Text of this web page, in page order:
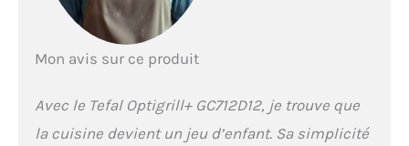
15 ANS AU JUSTE PRIX :
réparabilité 15 ans au
juste prix grâce à notre
réseau de 6200
Mon avis sur ce produit
Avec le Tefal Optigrill+ GC712D12, je trouve que
la cuisine devient un jeu d’enfant. Sa simplicité